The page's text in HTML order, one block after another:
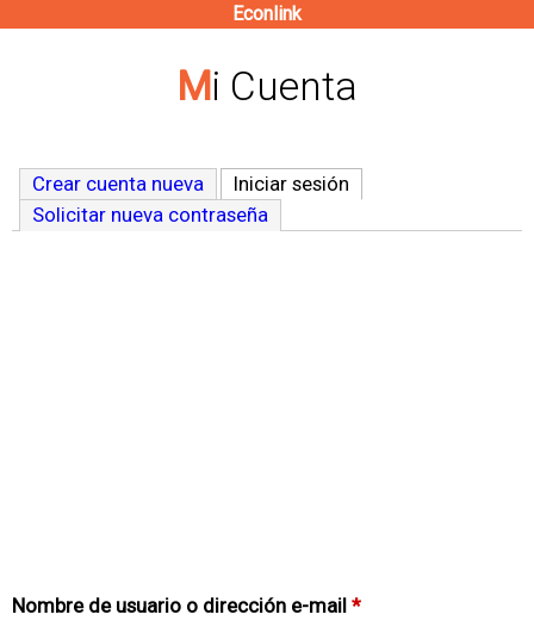
contenido
Econlink
Mi Cuenta
Crear cuenta nueva Iniciar sesión
Solicitar nueva contraseña
Nombre de usuario o dirección e-mail *